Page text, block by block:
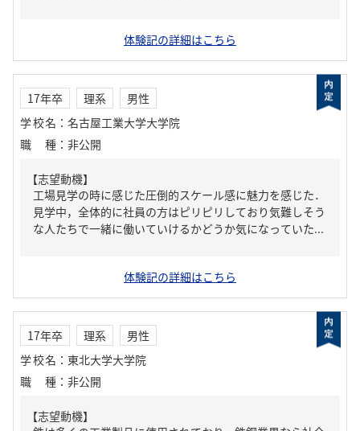
体験記の詳細はこちら
17年卒 理系
男性
学校名 ： 名古屋工業大学大学院
職種 ： 非公開
【志望動機】
工場見学の時に感じた圧倒的スケール感に魅力を感じた．
見学中，全体的に社員の方はピリピリしており気難しそう
な人たちで一緒に働いていけるかどうか気になっていた...
体験記の詳細はこちら
17年卒 理系
男性
学校名 ： 東北大学大学院
職種 ： 非公開
【志望動機】